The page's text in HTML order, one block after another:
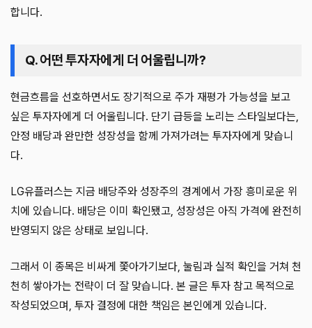
합니다.
Q. 어떤 투자자에게 더 어울립니까?
현금흐름을 선호하면서도 장기적으로 주가 재평가 가능성을 보고
싶은 투자자에게 더 어울립니다. 단기 급등을 노리는 스타일보다는,
안정 배당과 완만한 성장성을 함께 가져가려는 투자자에게 맞습니
다.
LG유플러스는 지금 배당주와 성장주의 경계에서 가장 흥미로운 위
치에 있습니다. 배당은 이미 확인됐고, 성장성은 아직 가격에 완전히
반영되지 않은 상태로 보입니다.
그래서 이 종목은 비싸게 쫓아가기보다, 눌림과 실적 확인을 거쳐 천
천히 쌓아가는 전략이 더 잘 맞습니다. 본 글은 투자 참고 목적으로
작성되었으며, 투자 결정에 대한 책임은 본인에게 있습니다.